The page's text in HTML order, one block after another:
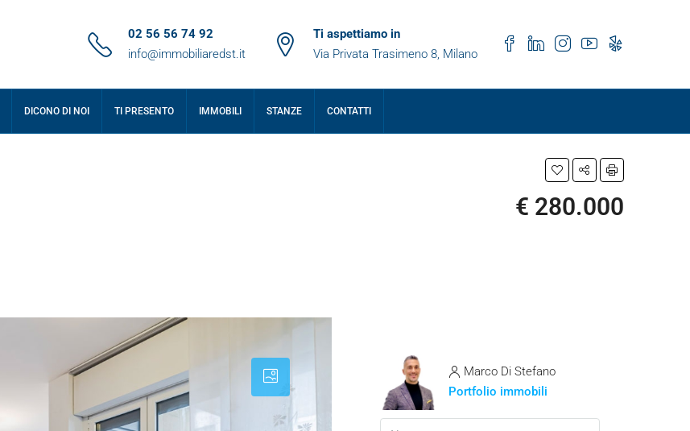
02 56 56 74 92
info@immobiliaredst.it
Ti aspettiamo in
Via Privata Trasimeno 8, Milano
DICONO DI NOI TI PRESENTO IMMOBILI STANZE CONTATTI
€ 280.000
Marco Di Stefano
Portfolio immobili